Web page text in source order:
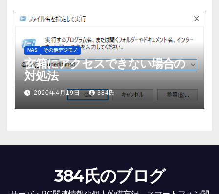
NAS その他デジモノ
玄箱にアクセスできない場合の
対処法
2020年4月19日 384氏
384氏のブログ